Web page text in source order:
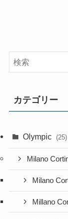
カテゴリー
Olympic (25)
Milano
Milano
Millano